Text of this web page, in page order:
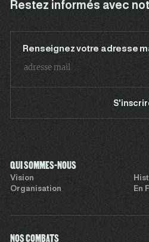
Restez informés avec
Renseignez votre adresse
QUI SOMMES-NOUS
Vision
Organisation
En
NOS COMBATS